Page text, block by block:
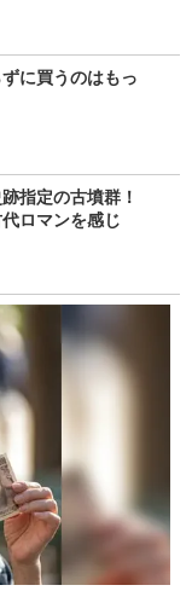
に買うのはもっ
指定の古墳群！
ロマンを感じ